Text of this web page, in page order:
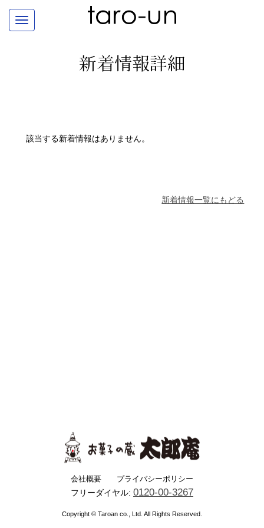
新着情報詳細
該当する新着情報はありません。
新着情報一覧にもどる
会社概要 プライバシーポリシー
フリーダイヤル: 0120-00-3267
Copyright © Taroan co., Ltd. All Rights Reserved.